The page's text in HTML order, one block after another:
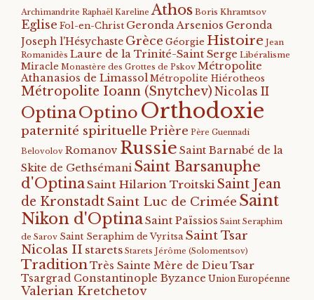
Archimandrite Raphaël Kareline Athos Boris Khramtsov
Eglise Fol-en-Christ Geronda Arsenios Geronda
Joseph l'Hésychaste Grèce Géorgie Histoire Jean
Romanidès Laure de la Trinité-Saint Serge Libéralisme
Miracle Monastère des Grottes de Pskov Métropolite
Athanasios de Limassol Métropolite Hiérotheos
Métropolite Ioann (Snytchev) Nicolas II
OptinaOptino Orthodoxie
paternité spirituelle Prière Père Guennadi
Belovolov Romanov Russie Saint Barnabé de la
Skite de Gethsémani Saint Barsanuphe
d'OptinaSaint Hilarion Troitski Saint Jean
de KronstadtSaint Luc de Crimée Saint
Nikon d'OptinaSaint Païssios Saint Seraphim
de Sarov Saint Seraphim de Vyritsa Saint Tsar
Nicolas II starets Starets Jérôme (Solomentsov)
TraditionTrès Sainte Mère de DieuTsar
Tsargrad Constantinople Byzance Union Européenne
Valerian Kretchetov